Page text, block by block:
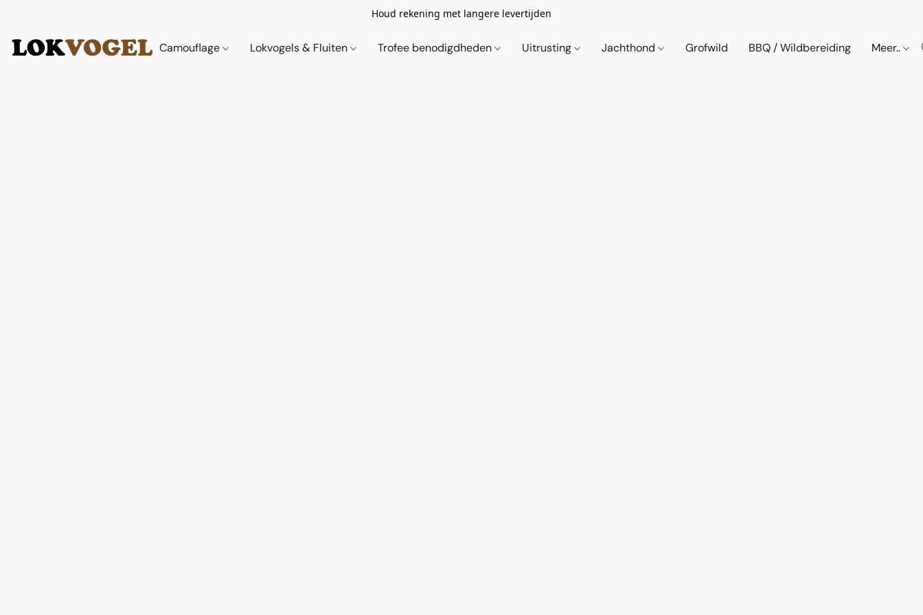
Houd rekening met langere levertijden
Camouflage Lokvogels & Fluiten Trofee benodigdheden Uitrusting Jachthond Grofwild BBQ / Wildbereiding Meer..